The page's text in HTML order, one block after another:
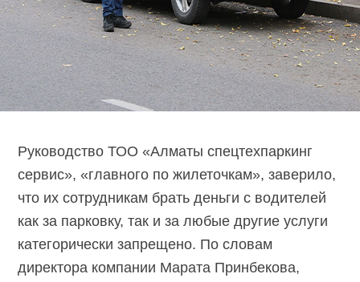
Руководство ТОО «Алматы спецтехпаркинг
сервис», «главного по жилеточкам», заверило,
что их сотрудникам брать деньги с водителей
как за парковку, так и за любые другие услуги
категорически запрещено. По словам
директора компании Марата Принбекова,